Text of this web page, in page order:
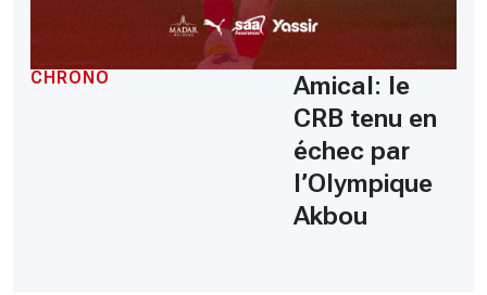
CHRONO
Amical: le
CRB tenu en
échec par
l’Olympique
Akbou